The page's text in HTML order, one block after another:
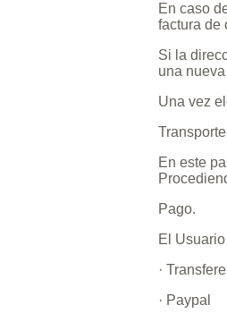
En caso
factura de
Si la
una
Una vez
En este
Pago.
El
·
· Paypal